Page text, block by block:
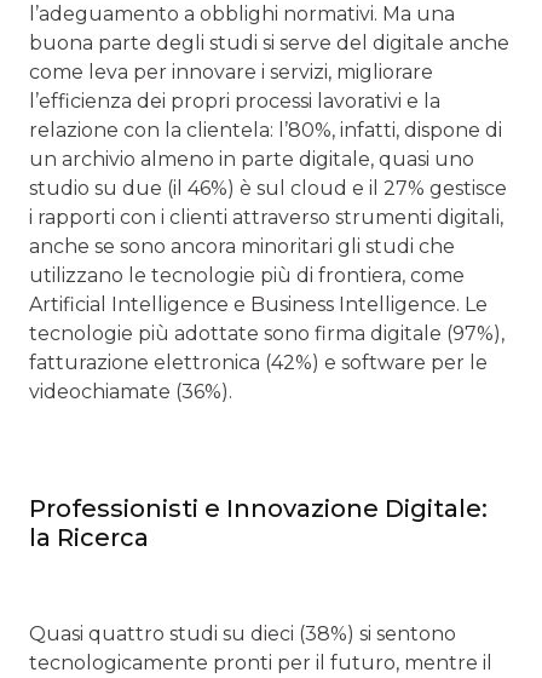
l’adeguamento a obblighi normativi. Ma una
buona parte degli studi si serve del digitale anche
come leva per innovare i servizi, migliorare
l’efficienza dei propri processi lavorativi e la
relazione con la clientela: l’80%, infatti, dispone di
un archivio almeno in parte digitale, quasi uno
studio su due (il 46%) è sul cloud e il 27% gestisce
i rapporti con i clienti attraverso strumenti digitali,
anche se sono ancora minoritari gli studi che
utilizzano le tecnologie più di frontiera, come
Artificial Intelligence e Business Intelligence. Le
tecnologie più adottate sono firma digitale (97%),
fatturazione elettronica (42%) e software per le
videochiamate (36%).
Professionisti e Innovazione Digitale:
la Ricerca
Quasi quattro studi su dieci (38%) si sentono
tecnologicamente pronti per il futuro, mentre il